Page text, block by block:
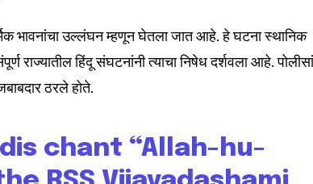
भावनांचा उल्लंघन म्हणून घेतला जात आहे. हे घटना स्थानिक
राज्यातील हिंदू संघटनांनी त्याचा निषेध दर्शवला आहे.
ठरले होते.
chant “Allah-hu-